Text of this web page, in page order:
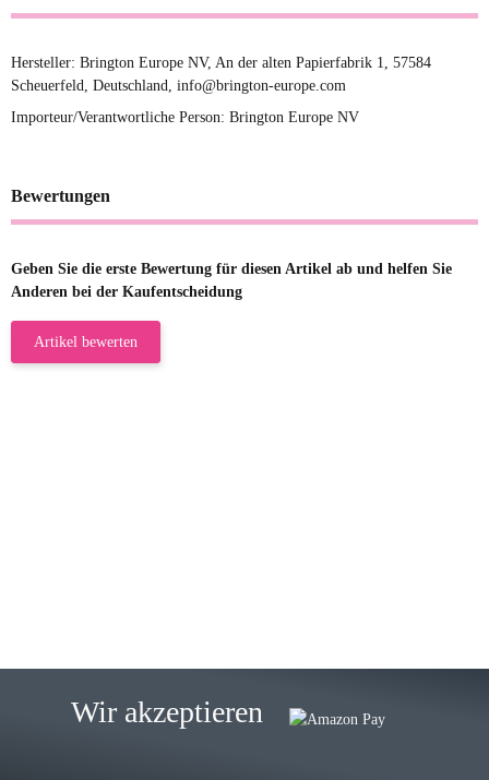
Hersteller: Brington Europe NV, An der alten Papierfabrik 1, 57584
Scheuerfeld, Deutschland, info@brington-europe.com
Importeur/Verantwortliche Person: Brington Europe NV
Bewertungen
Geben Sie die erste Bewertung für diesen Artikel ab und helfen Sie
Anderen bei der Kaufentscheidung
Artikel bewerten
Lieferung, man kann bedenkenlos
Wir akzeptieren